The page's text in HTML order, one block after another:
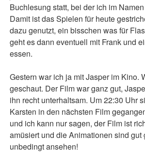
Buchlesung statt, bei der ich im
Damit ist das Spielen für heute
dazu genutzt, ein bisschen was für
geht es dann eventuell mit Frank und
essen.
Gestern war ich ja mit Jasper im Kino.
geschaut. Der Film war ganz gut,
ihn recht unterhaltsam. Um 22:30 Uhr
Karsten in den nächsten Film
und ich kann nur sagen, der Film ist
amüsiert und die Animationen sind
unbedingt ansehen!